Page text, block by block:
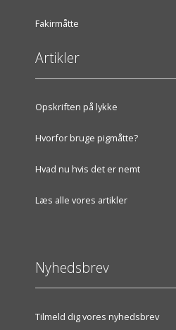
Fakirmåtte
Artikler
Opskriften på lykke
Hvorfor bruge pigmåtte?
Hvad nu hvis det er nemt
Læs alle vores artikler
Nyhedsbrev
Tilmeld dig vores nyhedsbrev